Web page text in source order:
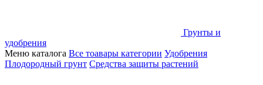
Грунты и
удобрения
Меню каталога Все тоавары категории Удобрения
Плодородный грунт Средства защиты растений